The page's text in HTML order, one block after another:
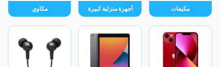
مكيفات أجهزة منزلية كبيرة مكاوي